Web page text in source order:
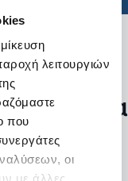
λειτουργιών
που
οι
με άλλες
με τα